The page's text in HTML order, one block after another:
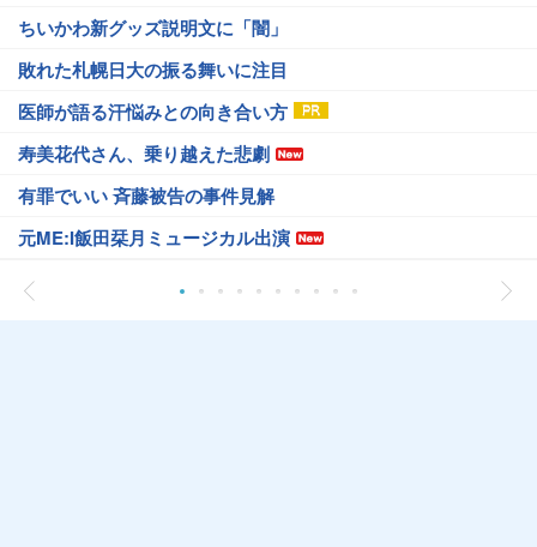
ちいかわ新グッズ説明文に「闇」
敗れた札幌日大の振る舞いに注目
医師が語る汗悩みとの向き合い方
寿美花代さん、乗り越えた悲劇
有罪でいい 斉藤被告の事件見解
元ME:I飯田栞月ミュージカル出演